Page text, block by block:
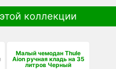
коллекции
Малый чемодан Thule
Aion ручная кладь на 35
литров Черный